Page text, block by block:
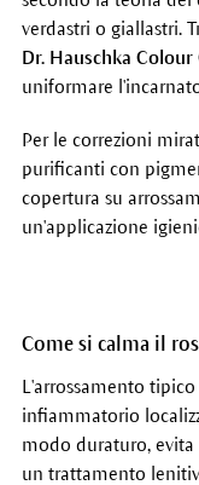
verdastri o giallastri.
Dr. Hauschka
uniformare
Per le correzioni
purificanti con
copertura su
un'applicazione
Come si calma il
L'arrossamento
infiammatorio
modo duraturo,
un trattamento